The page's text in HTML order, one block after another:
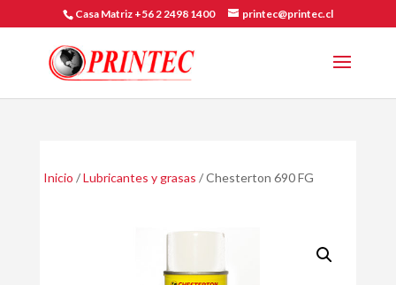
Casa Matriz +56 2 2498 1400 printec@printec.cl
Inicio /Lubricantes y grasas / Chesterton 690 FG